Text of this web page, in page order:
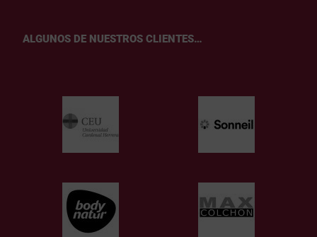
ALGUNOS DE NUESTROS CLIENTES…